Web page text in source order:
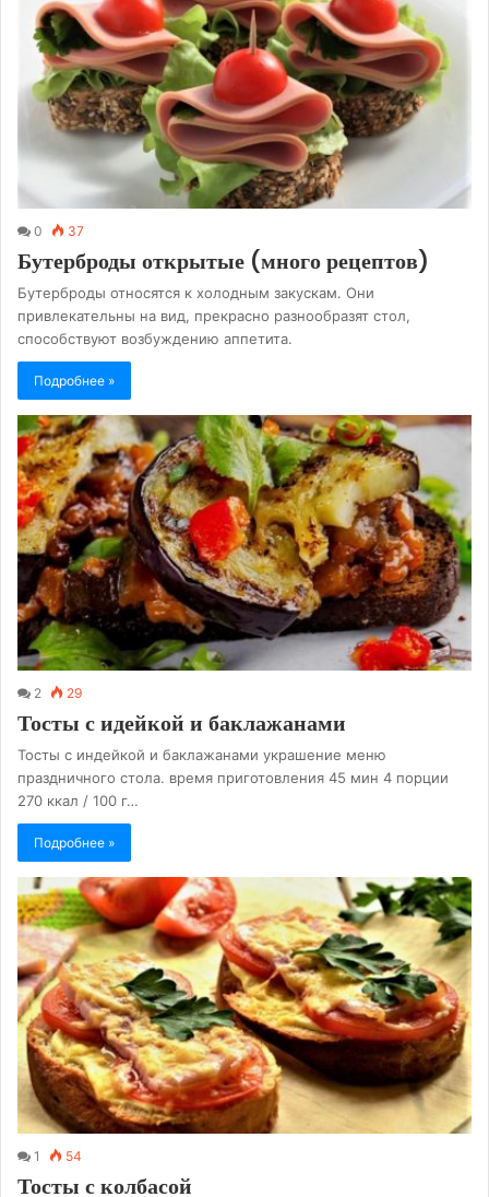
0 37
Бутерброды открытые (много рецептов)
Бутерброды относятся к холодным закускам. Они
привлекательны на вид, прекрасно разнообразят стол,
способствуют возбуждению аппетита.
Подробнее »
2 29
Тосты с идейкой и баклажанами
Тосты с индейкой и баклажанами украшение меню
праздничного стола. время приготовления 45 мин 4 порции
270 ккал / 100 г…
Подробнее »
1 54
Тосты с колбасой